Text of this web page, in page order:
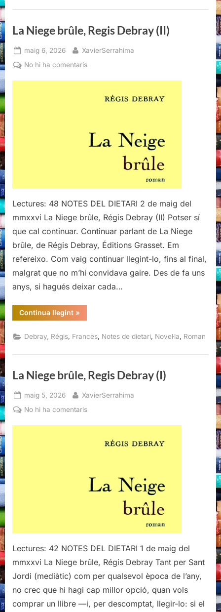
La Niege brûle, Regis Debray (II)
Posted
on
maig 6, 2026 By
XavierSerrahima
No hi ha comentarisa
brûle,
(II)
Lectures: 48 NOTES DEL DIETARI 2 de maig del
mmxxvi La Niege brûle, Régis Debray (II) Potser sí
que cal continuar. Continuar parlant de La Niege
brûle, de Régis Debray, Éditions Grasset. Em
refereixo. Com vaig continuar llegint-lo, fins al final,
malgrat que no m’hi convidava gaire. Des de fa uns
anys, si hagués deixar cada…
Continua llegint“La
Niege
Regis
Debray
»
Debray, Régis, Francès, Notes de dietari, Novel·la, Roman
La Niege brûle, Regis Debray (I)
Posted
on
maig 5, 2026 By
XavierSerrahima
No hi ha comentarisa
brûle,
(I)
Lectures: 42 NOTES DEL DIETARI 1 de maig del
mmxxvi La Niege brûle, Régis Debray Tant per Sant
Jordi (mediàtic) com per qualsevol època de l’any,
no crec que hi hagi cap millor opció, quan vols
comprar un llibre —i, per descomptat, llegir-lo: si el